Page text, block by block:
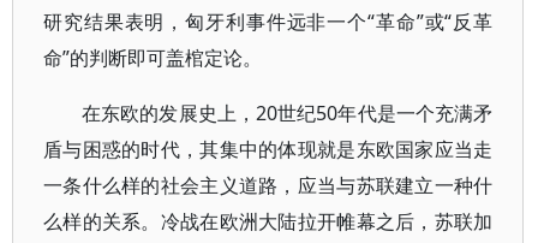
研究结果表明，匈牙利事件远非一个“革命”或“反革
命”的判断即可盖棺定论。
在东欧的发展史上，20世纪50年代是一个充满矛
盾与困惑的时代，其集中的体现就是东欧国家应当走
一条什么样的社会主义道路，应当与苏联建立一种什
么样的关系。冷战在欧洲大陆拉开帷幕之后，苏联加